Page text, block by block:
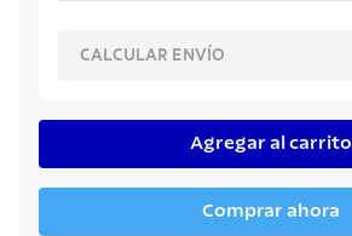
CALCULAR ENVÍO
Agregar al carrito
Comprar ahora